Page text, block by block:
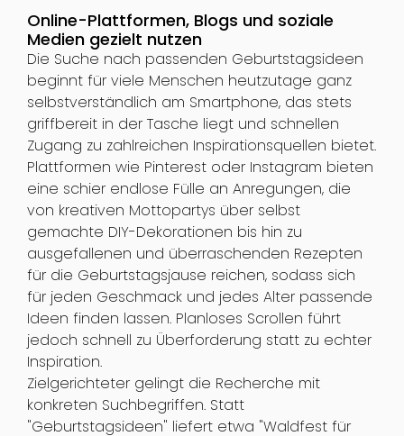
Online-Plattformen, Blogs und soziale
Medien gezielt nutzen
Die Suche nach passenden Geburtstagsideen
beginnt für viele Menschen heutzutage ganz
selbstverständlich am Smartphone, das stets
griffbereit in der Tasche liegt und schnellen
Zugang zu zahlreichen Inspirationsquellen bietet.
Plattformen wie Pinterest oder Instagram bieten
eine schier endlose Fülle an Anregungen, die
von kreativen Mottopartys über selbst
gemachte DIY-Dekorationen bis hin zu
ausgefallenen und überraschenden Rezepten
für die Geburtstagsjause reichen, sodass sich
für jeden Geschmack und jedes Alter passende
Ideen finden lassen. Planloses Scrollen führt
jedoch schnell zu Überforderung statt zu echter
Inspiration.
Zielgerichteter gelingt die Recherche mit
konkreten Suchbegriffen. Statt
"Geburtstagsideen" liefert etwa "Waldfest für